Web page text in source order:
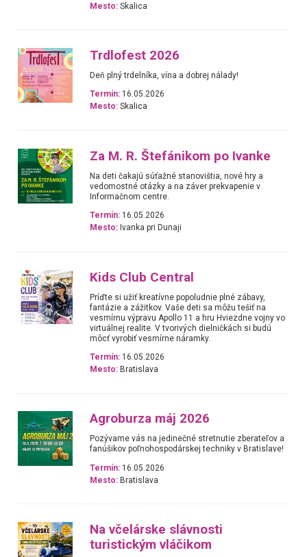
Mesto: Skalica
Trdlofest 2026
Deň plný trdelníka, vína a dobrej nálady!
Termín: 16.05.2026
Mesto: Skalica
Za M. R. Štefánikom po Ivanke
Na deti čakajú súťažné stanovištia, nové hry a
vedomostné otázky a na záver prekvapenie v
Informačnom centre.
Termín: 16.05.2026
Mesto: Ivanka pri Dunaji
Kids Club Central
Príďte si užiť kreatívne popoludnie plné zábavy,
fantázie a zážitkov. Vaše deti sa môžu tešiť na
vesmírnu výpravu Apollo 11 a hru Hviezdne vojny vo
virtuálnej realite. V tvorivých dielničkách si budú
môcť vyrobiť vesmírne náramky.
Termín: 16.05.2026
Mesto: Bratislava
Agroburza máj 2026
Pozývame vás na jedinečné stretnutie zberateľov a
fanúšikov poľnohospodárskej techniky v Bratislave!
Termín: 16.05.2026
Mesto: Bratislava
Na včelárske slávnosti
turistickým vláčikom